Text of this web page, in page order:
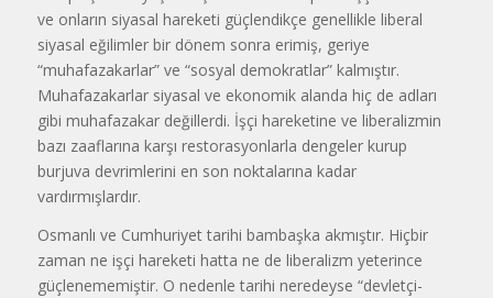
ve onların siyasal hareketi güçlendikçe genellikle liberal
siyasal eğilimler bir dönem sonra erimiş, geriye
“muhafaza­karlar” ve “sosyal demokratlar” kalmış­tır.
Muhafazakarlar siyasal ve ekonomik alanda hiç de adları
gibi muhafazakar değillerdi. İşçi hareketine ve liberalizmin
bazı zaaflarına karşı restorasyonlarla dengeler kurup
burjuva devrimlerini en son noktalarına kadar
vardırmışlardır.
Osmanlı ve Cumhuriyet tarihi bam­başka akmıştır. Hiçbir
zaman ne işçi hareketi hatta ne de liberalizm yeterince
güçlenememiştir. O nedenle tarihi neredeyse “devletçi-